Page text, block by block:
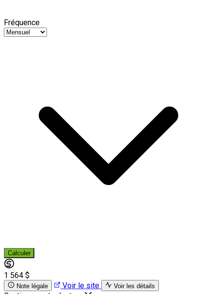
Fréquence
Calculer
1 564 $
Note légale Voir le site Voir les détails